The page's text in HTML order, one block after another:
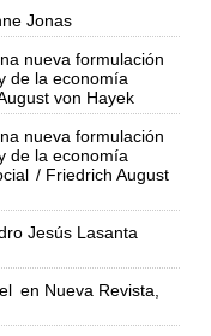
Jonas
nueva formulación
de la economía
von Hayek
nueva formulación
de la economía
/ Friedrich August
Jesús Lasanta
en Nueva Revista,